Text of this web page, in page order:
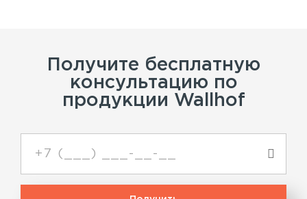
Получите бесплатную
консультацию по
продукции Wallhof